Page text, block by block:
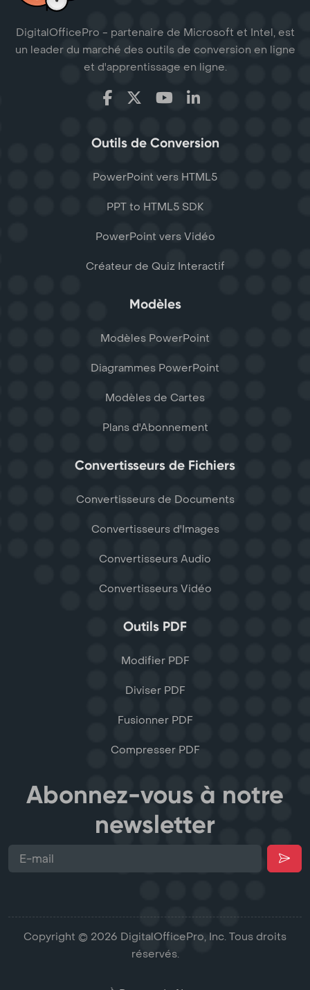
DigitalOfficePro - partenaire de Microsoft et Intel, est
un leader du marché des outils de conversion en ligne
et d'apprentissage en ligne.
Outils de Conversion
PowerPoint vers HTML5
PPT to HTML5 SDK
PowerPoint vers Vidéo
Créateur de Quiz Interactif
Modèles
Modèles PowerPoint
Diagrammes PowerPoint
Modèles de Cartes
Plans d'Abonnement
Convertisseurs de Fichiers
Convertisseurs de Documents
Convertisseurs d'Images
Convertisseurs Audio
Convertisseurs Vidéo
Outils PDF
Modifier PDF
Diviser PDF
Fusionner PDF
Compresser PDF
Abonnez-vous à notre
newsletter
Copyright © 2026 DigitalOfficePro, Inc. Tous droits
réservés.